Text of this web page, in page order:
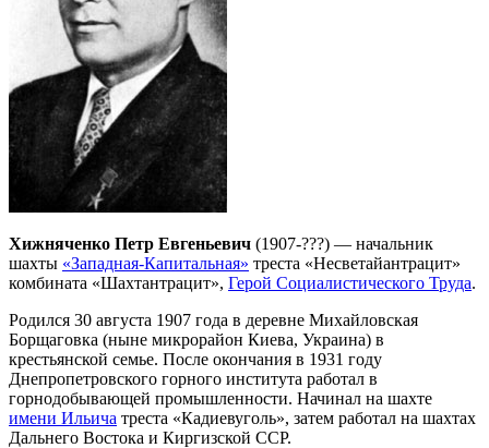
Хижняченко Петр Евгеньевич (1907-???) — начальник
шахты «Западная-Капитальная» треста «Несветайантрацит»
комбината «Шахтантрацит», Герой Социалистического Труда.
Родился 30 августа 1907 года в деревне Михайловская
Борщаговка (ныне микрорайон Киева, Украина) в
крестьянской семье. После окончания в 1931 году
Днепропетровского горного института работал в
горнодобывающей промышленности. Начинал на шахте
имени Ильича треста «Кадиевуголь», затем работал на шахтах
Дальнего Востока и Киргизской ССР.